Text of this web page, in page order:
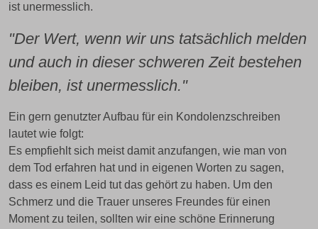
ist unermesslich.
"Der Wert, wenn wir uns tatsächlich melden
und auch in dieser schweren Zeit bestehen
bleiben, ist unermesslich."
Ein gern genutzter Aufbau für ein Kondolenzschreiben
lautet wie folgt:
Es empfiehlt sich meist damit anzufangen, wie man von
dem Tod erfahren hat und in eigenen Worten zu sagen,
dass es einem Leid tut das gehört zu haben. Um den
Schmerz und die Trauer unseres Freundes für einen
Moment zu teilen, sollten wir eine schöne Erinnerung